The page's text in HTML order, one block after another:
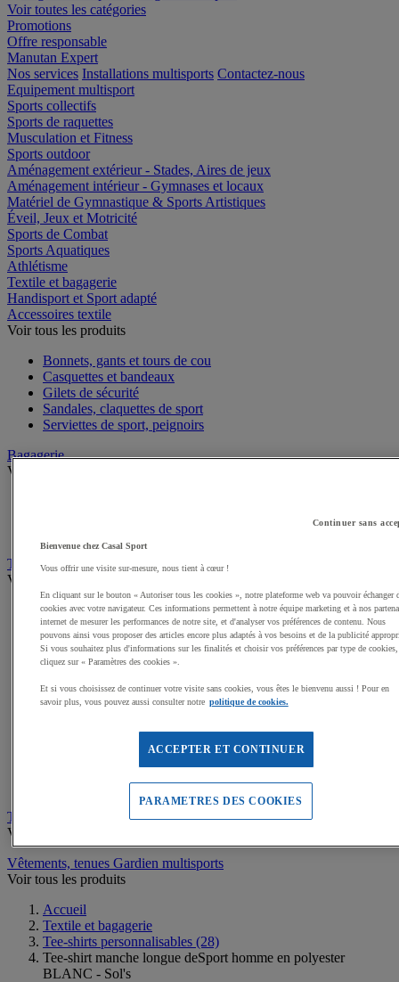
Voir toutes les catégories
Promotions
Offre responsable
Manutan Expert
Nos services Installations multisports Contactez-nous
Equipement multisport
Sports collectifs
Sports de raquettes
Musculation et Fitness
Sports outdoor
Aménagement extérieur - Stades, Aires de jeux
Aménagement intérieur - Gymnases et locaux
Matériel de Gymnastique & Sports Artistiques
Éveil, Jeux et Motricité
Sports de Combat
Sports Aquatiques
Athlétisme
Textile et bagagerie
Handisport et Sport adapté
Accessoires textile
Voir tous les produits
Bonnets, gants et tours de cou
Casquettes et bandeaux
Gilets de sécurité
Sandales, claquettes de sport
Serviettes de sport, peignoirs
Bagagerie
Voir tous les produits
Textile Multisport
Voir tous les produits
Shorts de sport
Sous-vêtements sport
Premieres couches, sous-maillots
Débardeurs de sport
Maillots de sport
Sweats de sport
Pantalons, Collants de sport
Tee-shirts personnalisables
Voir tous les produits
Vêtements, tenues Gardien multisports
Voir tous les produits
Accueil
Textile et bagagerie
Tee-shirts personnalisables (28)
Tee-shirt manche longue deSport homme en polyester
BLANC - Sol's
Continuer sans
Bienvenue chez Casal Sport
Vous offrir une visite sur-mesure, nous tient à cœur !
En cliquant sur le bouton « Autoriser tous les cookies », notre plateforme web va pouvoir échanger
cookies avec votre navigateur. Ces informations permettent à notre équipe marketing et à nos
internet de mesurer les performances de notre site, et d'analyser vos préférences de contenu. Nous
pouvons ainsi vous proposer des articles encore plus adaptés à vos besoins et de la publicité
Si vous souhaitez plus d'informations sur les finalités et choisir vos préférences par type de cookies,
cliquez sur « Paramètres des cookies ».
Et si vous choisissez de continuer votre visite sans cookies, vous êtes le bienvenu aussi ! Pour en
savoir plus, vous pouvez aussi consulter notre politique de cookies.
ACCEPTER ET CONTINUER
PARAMETRES DES COOKIES